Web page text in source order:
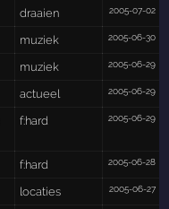
draaien 2005-07-02
muziek 2005-06-30
muziek 2005-06-29
actueel 2005-06-29
f:hard 2005-06-29
f:hard 2005-06-28
locaties 2005-06-27